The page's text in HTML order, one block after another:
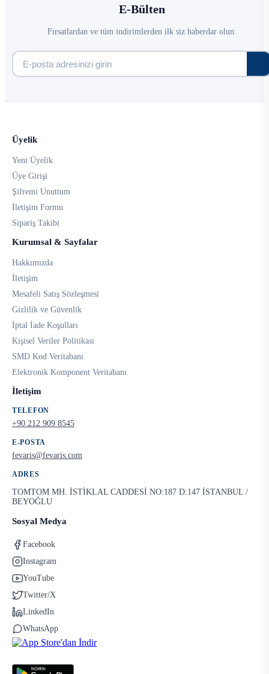
E-Bülten
Fırsatlardan ve tüm indirimlerden ilk siz haberdar olun.
Üyelik
Yeni Üyelik
Üye Girişi
Şifremi Unuttum
İletişim Formu
Sipariş Takibi
Kurumsal & Sayfalar
Hakkımızda
İletişim
Mesafeli Satış Sözleşmesi
Gizlilik ve Güvenlik
İptal İade Koşulları
Kişisel Veriler Politikası
SMD Kod Veritabanı
Elektronik Komponent Veritabanı
İletişim
TELEFON
+90 212 909 8545
E-POSTA
fevaris@fevaris.com
ADRES
TOMTOM MH. İSTİKLAL CADDESİ NO:187 D:147 İSTANBUL /
BEYOĞLU
Sosyal Medya
Facebook
Instagram
YouTube
Twitter/X
LinkedIn
WhatsApp